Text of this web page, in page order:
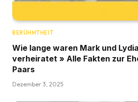
BERÜHMTHEIT
Wie lange waren Mark und
verheiratet » Alle Fakten zur
Paars
Dezember 3, 2025